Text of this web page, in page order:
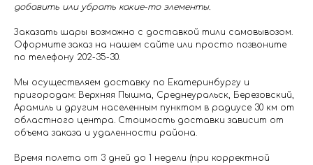
добавить или убрать какие-то элементы.
Заказать шары возможно с доставкой тили самовывозом.
Оформите заказ на нашем сайте или просто позвоните
по телефону 202-35-30.
Мы осуществляем доставку по Екатеринбургу и
пригородам: Верхняя Пышма, Среднеуральск, Березовский,
Арамиль и другим населенным пунктом в радиусе 30 км от
областного центра. Стоимость доставки зависит от
объема заказа и удаленности района.
Время полета от 3 дней до 1 недели (при корректной